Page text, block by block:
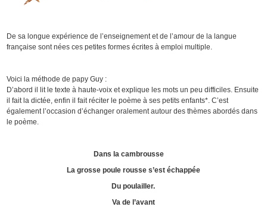
De sa longue expérience de l’enseignement et de l’amour de la langue
française sont nées ces petites formes écrites à emploi multiple.
Voici la méthode de papy Guy :
D’abord il lit le texte à haute-voix et explique les mots un peu difficiles. Ensuite
il fait la dictée, enfin il fait réciter le poème à ses petits enfants*. C’est
également l’occasion d’échanger oralement autour des thèmes abordés dans
le poème.
Dans la cambrousse
La grosse poule rousse s’est échappée
Du poulailler.
Va de l’avant